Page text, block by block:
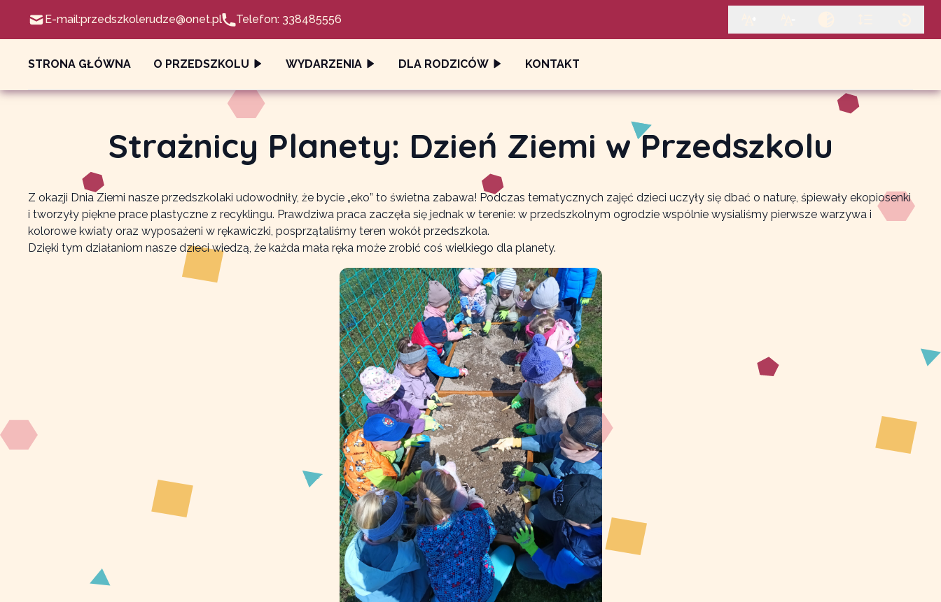
E-mail:przedszkolerudze@onet.pl Telefon: 338485556
STRONA GŁÓWNA O PRZEDSZKOLU WYDARZENIA DLA RODZICÓW KONTAKT
Strażnicy Planety: Dzień Ziemi w Przedszkolu
Z okazji Dnia Ziemi nasze przedszkolaki udowodniły, że bycie „eko” to świetna zabawa! Podczas tematycznych zajęć dzieci uczyły się dbać o naturę, śpiewały ekopiosenki
i tworzyły piękne prace plastyczne z recyklingu. Prawdziwa praca zaczęła się jednak w terenie: w przedszkolnym ogrodzie wspólnie wysialiśmy pierwsze warzywa i
kolorowe kwiaty oraz wyposażeni w rękawiczki, posprzątaliśmy teren wokół przedszkola.
Dzięki tym działaniom nasze dzieci wiedzą, że każda mała ręka może zrobić coś wielkiego dla planety.